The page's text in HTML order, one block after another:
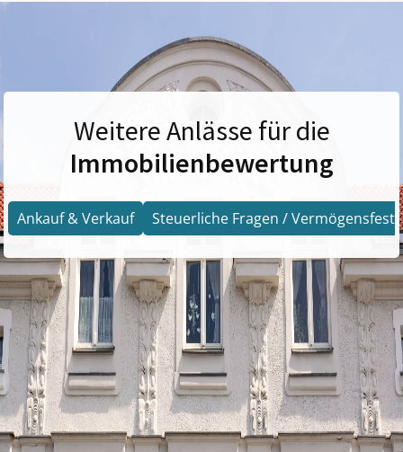
Weitere Anlässe für die
Immobilienbewertung
Ankauf & Verkauf Steuerliche Fragen /